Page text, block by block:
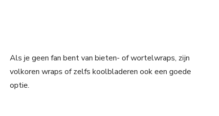
Als je geen fan bent van bieten- of wortelwraps, zijn
volkoren wraps of zelfs koolbladeren ook een goede
optie.